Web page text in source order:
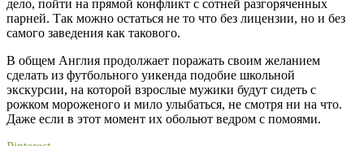
дело, пойти на прямой конфликт с сотней разгоряченных
парней. Так можно остаться не то что без лицензии, но и без
самого заведения как такового.
В общем Англия продолжает поражать своим желанием
сделать из футбольного уикенда подобие школьной
экскурсии, на которой взрослые мужики будут сидеть с
рожком мороженого и мило улыбаться, не смотря ни на что.
Даже если в этот момент их обольют ведром с помоями.